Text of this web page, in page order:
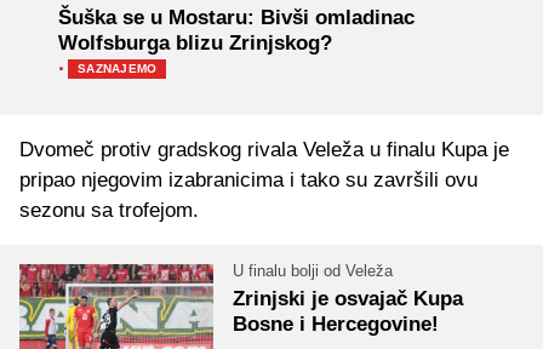
Šuška se u Mostaru: Bivši omladinac
Wolfsburga blizu Zrinjskog?
· SAZNAJEMO
Dvomeč protiv gradskog rivala Veleža u finalu Kupa je
pripao njegovim izabranicima i tako su završili ovu
sezonu sa trofejom.
U finalu bolji od Veleža
Zrinjski je osvajač Kupa
Bosne i Hercegovine!